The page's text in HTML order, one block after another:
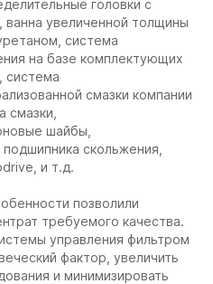
головки с
увеличенной толщины
система
на базе комплектующих
система
смазки компании
смазки,
шайбы,
скольжения,
и т.д.
позволили
требуемого качества.
управления фильтром
фактор, увеличить
и минимизировать